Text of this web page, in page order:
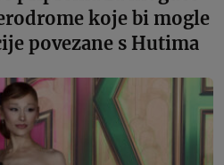
koje bi mogle
povezane s Hutima